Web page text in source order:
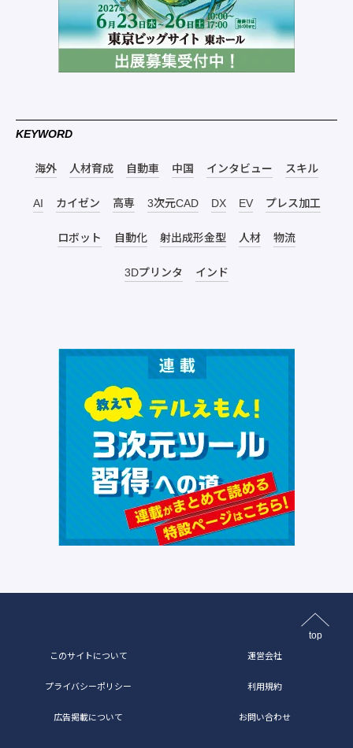
KEYWORD
海外 人材育成 自動車 中国 インタビュー スキル
AI カイゼン 高専 3次元CAD DX EV プレス加工
ロボット 自動化 射出成形金型 人材 物流
3Dプリンタ インド
top
このサイトについて 運営会社
プライバシーポリシー 利用規約
広告掲載について お問い合わせ